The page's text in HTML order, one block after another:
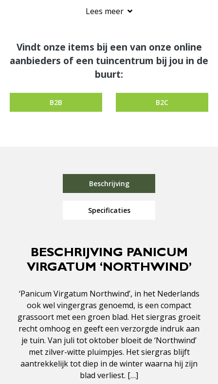
Lees meer
Vindt onze items bij een van onze online
aanbieders of een tuincentrum bij jou in de
buurt:
B2B B2C
Beschrijving
Specificaties
BESCHRIJVING PANICUM
VIRGATUM ‘NORTHWIND’
‘Panicum Virgatum Northwind’, in het Nederlands
ook wel vingergras genoemd, is een compact
grassoort met een groen blad. Het siergras groeit
recht omhoog en geeft een verzorgde indruk aan
je tuin. Van juli tot oktober bloeit de ‘Northwind’
met zilver-witte pluimpjes. Het siergras blijft
aantrekkelijk tot diep in de winter waarna hij zijn
blad verliest. […]